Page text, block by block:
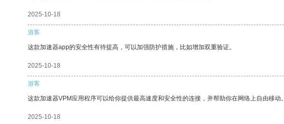
2025-10-18
游客
这款加速器app的安全性有待提高，可以加强防护措施，比如增加双重验证。
2025-10-18
游客
这款加速器VPM应用程序可以给你提供最高速度和安全性的连接，并帮助你在网络上自由移动。
2025-10-18